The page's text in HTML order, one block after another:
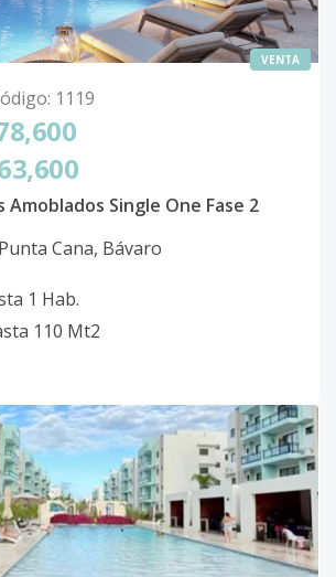
VENTA
: 1119
Single One Fase 2
Cana, Bávaro
1 Hab.
110 Mt2